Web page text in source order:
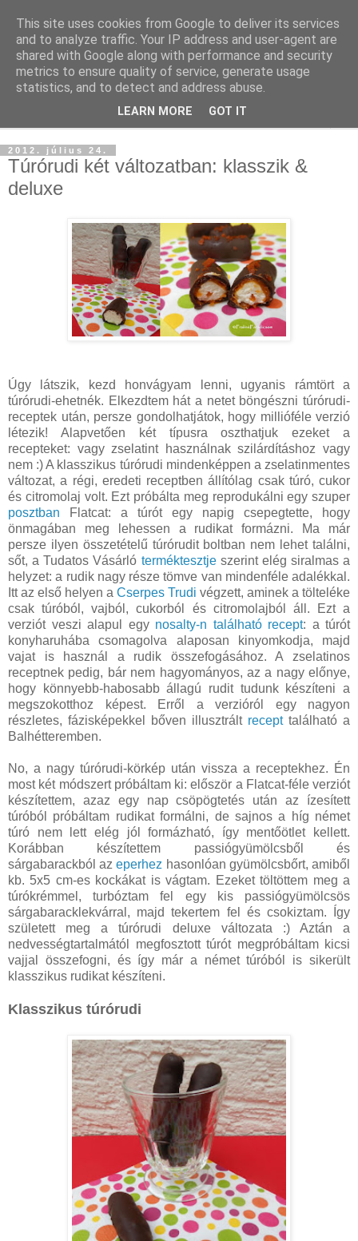
2012. július 24.
Túrórudi két változatban: klasszik &
deluxe
Úgy látszik, kezd honvágyam lenni, ugyanis rámtört a
túrórudi-ehetnék. Elkezdtem hát a netet böngészni túrórudi-
receptek után, persze gondolhatjátok, hogy millióféle verzió
létezik! Alapvetően két típusra oszthatjuk ezeket a
recepteket: vagy zselatint használnak szilárdításhoz vagy
nem :) A klasszikus túrórudi mindenképpen a zselatinmentes
változat, a régi, eredeti receptben állítólag csak túró, cukor
és citromolaj volt. Ezt próbálta meg reprodukálni egy szuper
posztban Flatcat: a túrót egy napig csepegtette, hogy
önmagában meg lehessen a rudikat formázni. Ma már
persze ilyen összetételű túrórudit boltban nem lehet találni,
sőt, a Tudatos Vásárló terméktesztjeszerint elég siralmas a
helyzet: a rudik nagy része tömve van mindenféle adalékkal.
Itt az első helyen a Cserpes Trudi végzett, aminek a tölteléke
csak túróból, vajból, cukorból és citromolajból áll. Ezt a
verziót veszi alapul egy nosalty-n található recept: a túrót
konyharuhába csomagolva alaposan kinyomkodja, majd
vajat is használ a rudik összefogásához. A zselatinos
receptnek pedig, bár nem hagyományos, az a nagy előnye,
hogy könnyebb-habosabb állagú rudit tudunk készíteni a
megszokotthoz képest. Erről a verzióról egy nagyon
részletes, fázisképekkel bőven illusztrált recepttalálható a
Balhétteremben.
No, a nagy túrórudi-körkép után vissza a receptekhez. Én
most két módszert próbáltam ki: először a Flatcat-féle verziót
készítettem, azaz egy nap csöpögtetés után az ízesített
túróból próbáltam rudikat formálni, de sajnos a híg német
túró nem lett elég jól formázható, így mentőötlet kellett.
Korábban készítettem passiógyümölcsből és
sárgabarackból azeperhez hasonlóan gyümölcsbőrt, amiből
kb. 5x5 cm-es kockákat is vágtam. Ezeket töltöttem meg a
túrókrémmel, turbóztam fel egy kis passiógyümölcsös
sárgabaracklekvárral, majd tekertem fel és csokiztam. Így
született meg a túrórudi deluxe változata :) Aztán a
nedvességtartalmától megfosztott túrót megpróbáltam kicsi
vajjal összefogni, és így már a német túróból is sikerült
klasszikus rudikat készíteni.
Klasszikus túrórudi
This site uses cookies from Google to deliver its services
and to analyze traffic. Your IP address and user-agent are
shared with Google along with performance and security
metrics to ensure quality of service, generate usage
statistics, and to detect and address abuse.
LEARN MORE GOT IT